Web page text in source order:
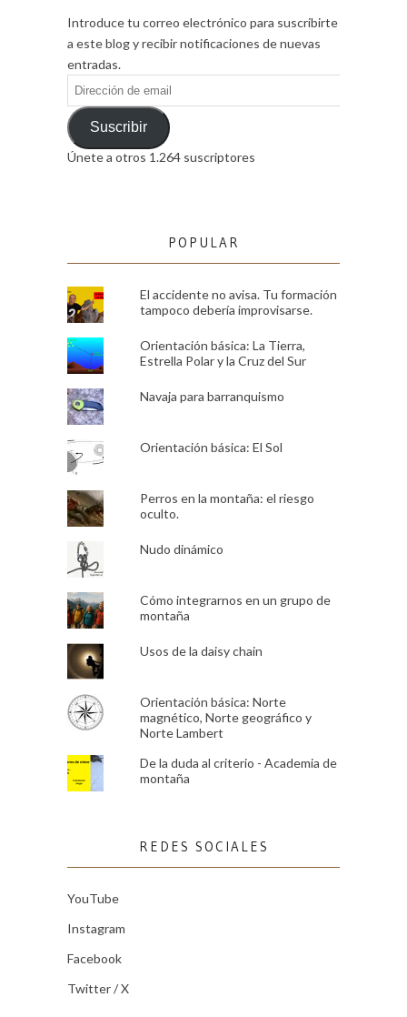
Introduce tu correo electrónico para suscribirte
a este blog y recibir notificaciones de nuevas
entradas.
Dirección
de
emailSuscribir
Únete a otros 1.264 suscriptores
POPULAR
El accidente no avisa. Tu formación
tampoco debería improvisarse.
Orientación básica: La Tierra,
Estrella Polar y la Cruz del Sur
Navaja para barranquismo
Orientación básica: El Sol
Perros en la montaña: el riesgo
oculto.
Nudo dinámico
Cómo integrarnos en un grupo de
montaña
Usos de la daisy chain
Orientación básica: Norte
magnético, Norte geográfico y
Norte Lambert
De la duda al criterio - Academia de
montaña
REDES SOCIALES
YouTube
Instagram
Facebook
Twitter / X